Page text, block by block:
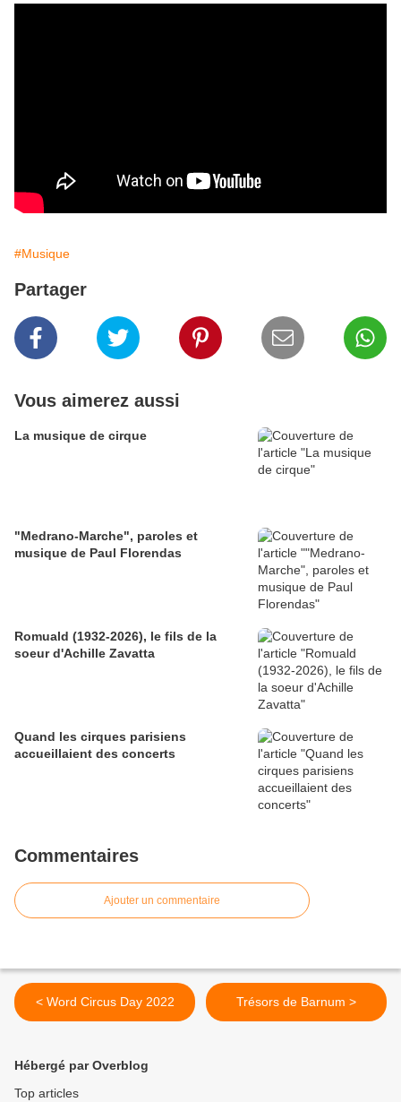
#Musique
Partager
Vous aimerez aussi
La musique de cirque
"Medrano-Marche", paroles et
musique de Paul Florendas
Romuald (1932-2026), le fils de la
soeur d'Achille Zavatta
Quand les cirques parisiens
accueillaient des concerts
Commentaires
Ajouter un commentaire
< Word Circus Day 2022 Trésors de Barnum >
Hébergé par Overblog
Top articles